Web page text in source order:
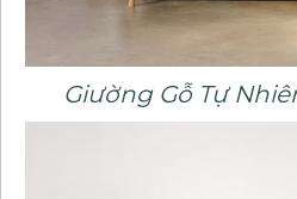
Giường Gỗ Tự